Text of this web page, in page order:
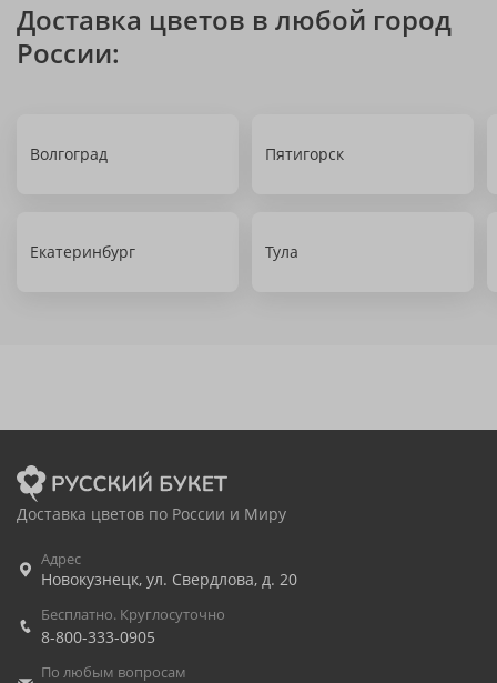
Доставка цветов в любой город
России:
Волгоград Пятигорск
Екатеринбург Тула
Доставка цветов по России и Миру
Адрес
Новокузнецк, ул. Свердлова, д. 20
Бесплатно. Круглосуточно
8-800-333-0905
По любым вопросам